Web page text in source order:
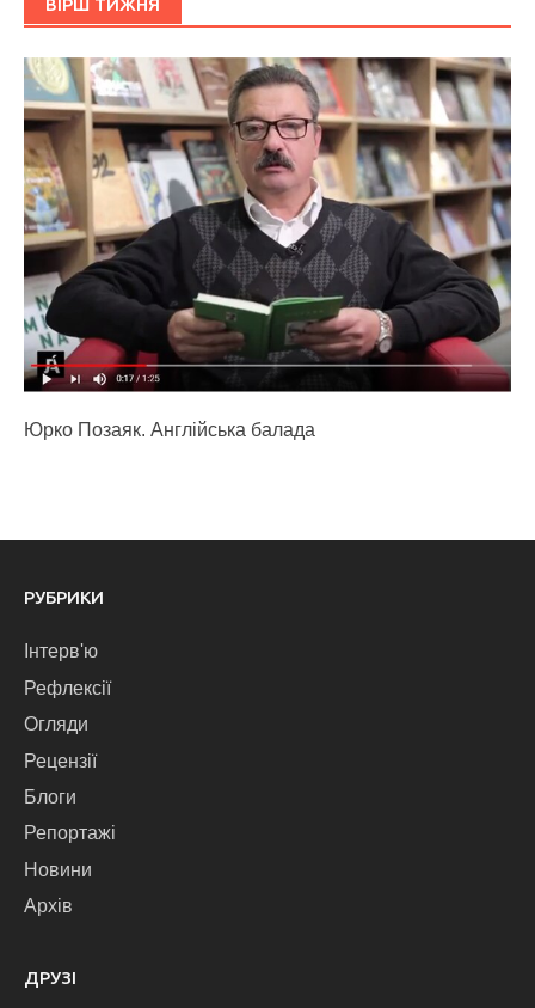
ВІРШ ТИЖНЯ
Юрко Позаяк. Англійська балада
РУБРИКИ
Інтерв'ю
Рефлексії
Огляди
Рецензії
Блоги
Репортажі
Новини
Архів
ДРУЗІ